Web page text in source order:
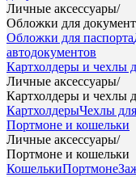
Личные аксессуары/
Обложки для
Обложки для паспорта
автодокументов
Картхолдеры и чехлы
Личные аксессуары/
Картхолдеры и чехлы
КартхолдерыЧехлы
Портмоне и кошельки
Личные аксессуары/
Портмоне и кошельки
КошелькиПортмоне